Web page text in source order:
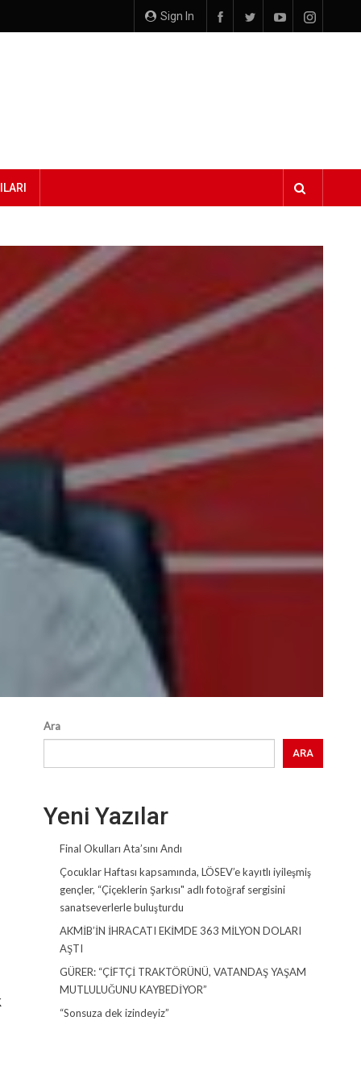
Sign In
Ara
ARA
Yeni Yazılar
Final Okulları Ata’sını Andı
Çocuklar Haftası kapsamında, LÖSEV’e kayıtlı iyileşmiş
gençler, “Çiçeklerin Şarkısı" adlı fotoğraf sergisini
sanatseverlerle buluşturdu
AKMİB’İN İHRACATI EKİMDE 363 MİLYON DOLARI
AŞTI
GÜRER: “ÇİFTÇİ TRAKTÖRÜNÜ, VATANDAŞ YAŞAM
MUTLULUĞUNU KAYBEDİYOR”
“Sonsuza dek izindeyiz”